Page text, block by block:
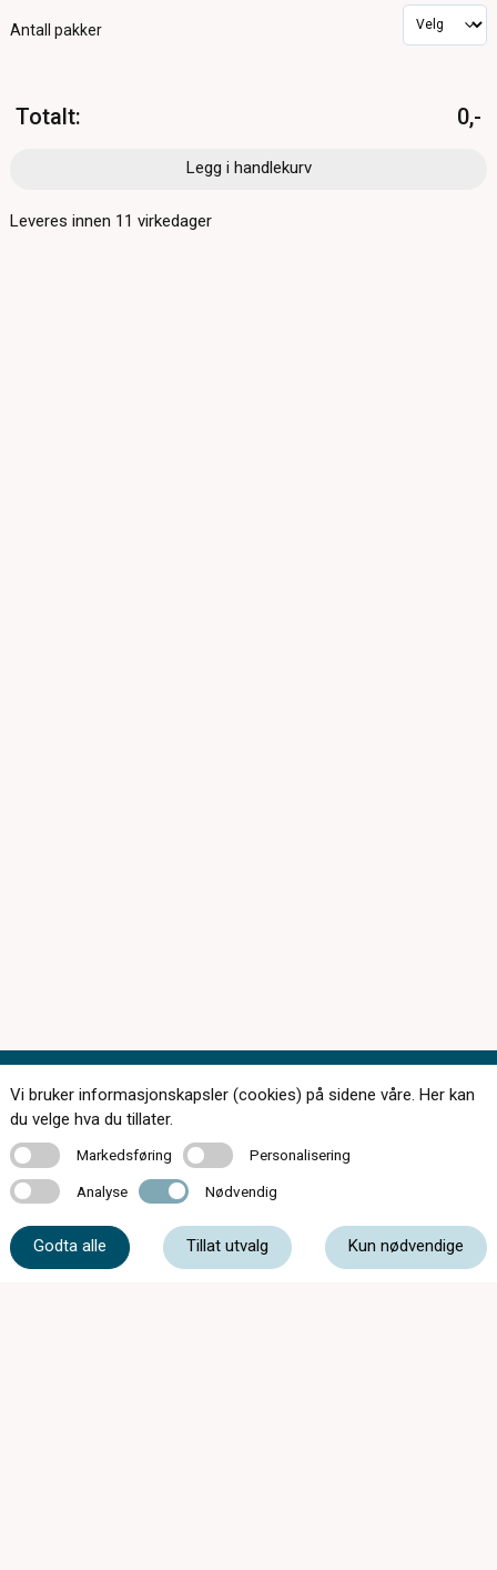
Antall pakker
Totalt: 0,-
Legg i handlekurv
Leveres innen 11 virkedager
Kontakt oss
Vi bruker informasjonskapsler (cookies) på sidene våre. Her kan
du velge hva du tillater.
MarkedsføringMarkedsføring PersonaliseringPersonalisering
Analyse Analyse Nødvendig Nødvendig
Godta alle Tillat utvalg Kun nødvendige